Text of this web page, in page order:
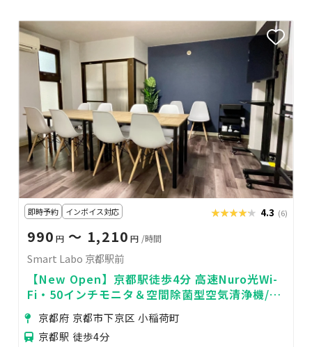
即時予約 インボイス対応 ★★★★★
★★★★★ 4.3 (6)
990 円 〜 1,210 円 /時間
Smart Labo 京都駅前
【New Open】京都駅徒歩4分 高速Nuro光Wi-
Fi・50インチモニタ＆空間除菌型空気清浄機/除
菌グッズ/ドリンク無料！
京都府 京都市下京区 小稲荷町
京都駅 徒歩4分